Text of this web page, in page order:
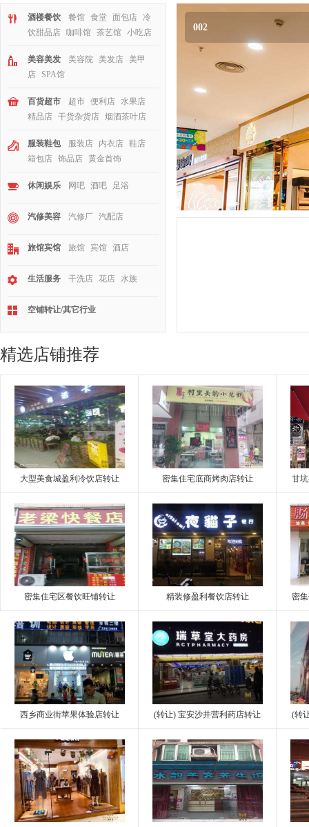
酒楼餐饮 餐馆 食堂 面包店 冷
饮甜品店 咖啡馆 茶艺馆 小吃店
美容美发 美容院 美发店
美甲
店
SPA馆
百货超市 超市 便利店 水果店
精品店 干货杂货店 烟酒茶叶店
服装鞋包 服装店 内衣店 鞋店
箱包店 饰品店 黄金首饰
休闲娱乐 网吧 酒吧 足浴
汽修美容 汽修厂 汽配店
旅馆宾馆 旅馆 宾馆 酒店
生活服务 干洗店 花店 水族
空铺转让/其它行业
002
精选店铺推荐
大型美食城盈利冷饮店转让 密集住宅底商烤肉店转让 甘
密集住宅区餐饮旺铺转让 精装修盈利餐饮店转让 密
西乡商业街苹果体验店转让 (转让) 宝安沙井营利药店转让 (转